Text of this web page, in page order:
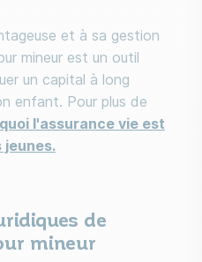
et à sa gestion
mineur est un outil
un capital à long
enfant. Pour plus de
l'assurance vie est
jeunes.
de
mineur